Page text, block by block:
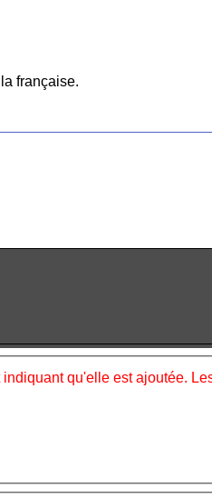
française.
qu'elle est ajoutée.